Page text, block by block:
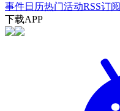
事件日历热门活动RSS订阅
下载APP